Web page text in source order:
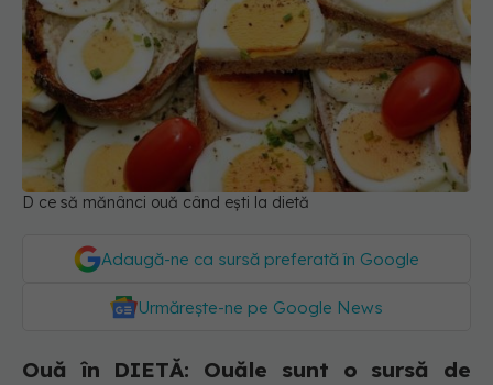
D ce să mănânci ouă când ești la dietă
Adaugă-ne ca sursă preferată în Google
Urmărește-ne pe Google News
Ouă în DIETĂ: Ouăle sunt o sursă de